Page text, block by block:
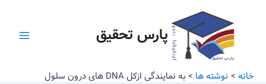
پارس تحقیق
خانه نوشته ها به نمایندگی ازکل DNA های درون سلول